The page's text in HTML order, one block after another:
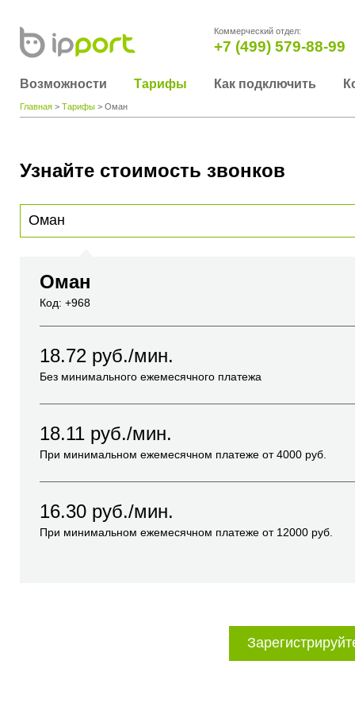
Коммерческий отдел:
+7 (499) 579-88-99
Возможности Тарифы Как подключить
Главная > Тарифы > Оман
Узнайте стоимость звонков
Оман
Код: +968
18.72 руб./мин.
Без минимального ежемесячного платежа
18.11 руб./мин.
При минимальном ежемесячном платеже от4000 руб.
16.30 руб./мин.
При минимальном ежемесячном платеже от 12000 руб.